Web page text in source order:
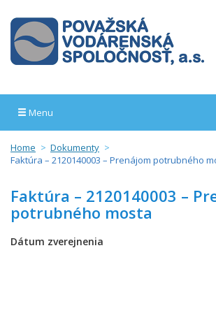
Menu
Home
Dokumenty
Faktúra – 2120140003 – Prenájom potrubného
Faktúra – 2120140003 –
potrubného mosta
Dátum zverejnenia